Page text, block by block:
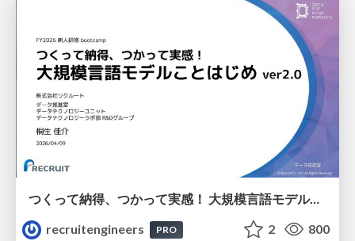
つくって納得、つかって実感！ 大規模言語モデルことはじめ ver2.0
recruitengineers
PRO 2 800